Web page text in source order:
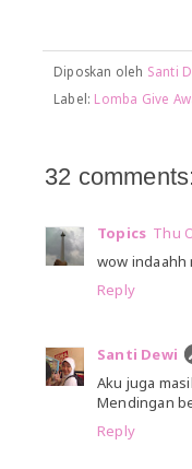
Diposkan oleh Santi
Label: Lomba Give
32 comments:
Topics Thu
wow indaahh
Reply
Santi Dewi
Aku juga
Mendingan
Reply